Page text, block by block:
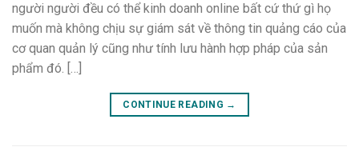
người người đều có thể kinh doanh online bất cứ thứ gì họ
muốn mà không chịu sự giám sát về thông tin quảng cáo của
cơ quan quản lý cũng như tính lưu hành hợp pháp của sản
phẩm đó. […]
CONTINUE READING →